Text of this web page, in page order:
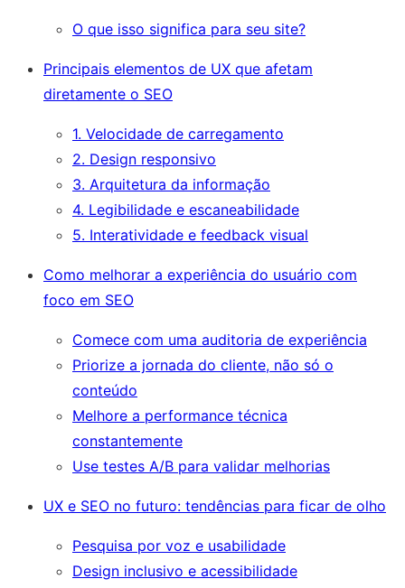
O que isso significa para seu site?
Principais elementos de UX que afetam
diretamente o SEO
1. Velocidade de carregamento
2. Design responsivo
3. Arquitetura da informação
4. Legibilidade e escaneabilidade
5. Interatividade e feedback visual
Como melhorar a experiência do usuário com
foco em SEO
Comece com uma auditoria de experiência
Priorize a jornada do cliente, não só o
conteúdo
Melhore a performance técnica
constantemente
Use testes A/B para validar melhorias
UX e SEO no futuro: tendências para ficar de olho
Pesquisa por voz e usabilidade
Design inclusivo e acessibilidade